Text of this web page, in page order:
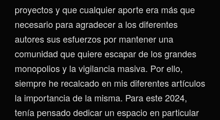
proyectos y que cualquier aporte era más que
necesario para agradecer a los diferentes
autores sus esfuerzos por mantener una
comunidad que quiere escapar de los grandes
monopolios y la vigilancia masiva. Por ello,
siempre he recalcado en mis diferentes artículos
la importancia de la misma. Para este 2024,
tenía pensado dedicar un espacio en particular